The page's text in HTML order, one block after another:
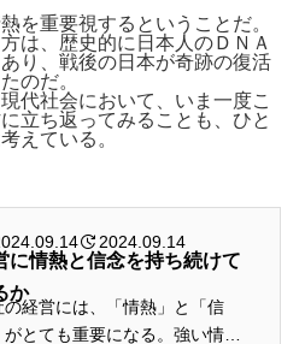
を重要視するということだ。
は、歴史的に日本人のＤＮＡ
り、戦後の日本が奇跡の復活
のだ。
代社会において、いま一度こ
立ち返ってみることも、ひと
えている。
2024.09.14
に情熱と信念を持ち続けて
か
の経営には、「情熱」と「信
がとても重要になる。強い情熱